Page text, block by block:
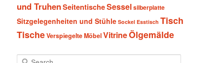
und TruhenSeitentischeSesselsilberplatte
Sitzgelegenheiten und Stühle Sockel Esstisch Tisch
TischeVerspiegelte MöbelVitrineÖlgemälde